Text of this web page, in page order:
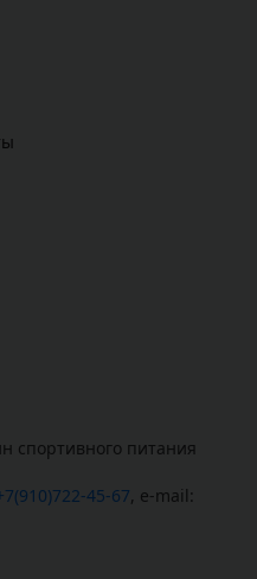
спортивного питания
45-67, e-mail: